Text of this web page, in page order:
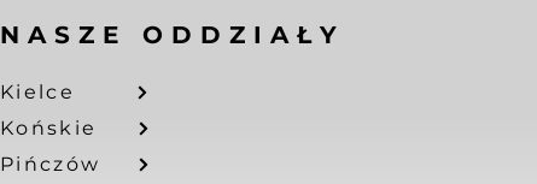
NASZE ODDZIAŁY
Kielce
Końskie
Pińczów